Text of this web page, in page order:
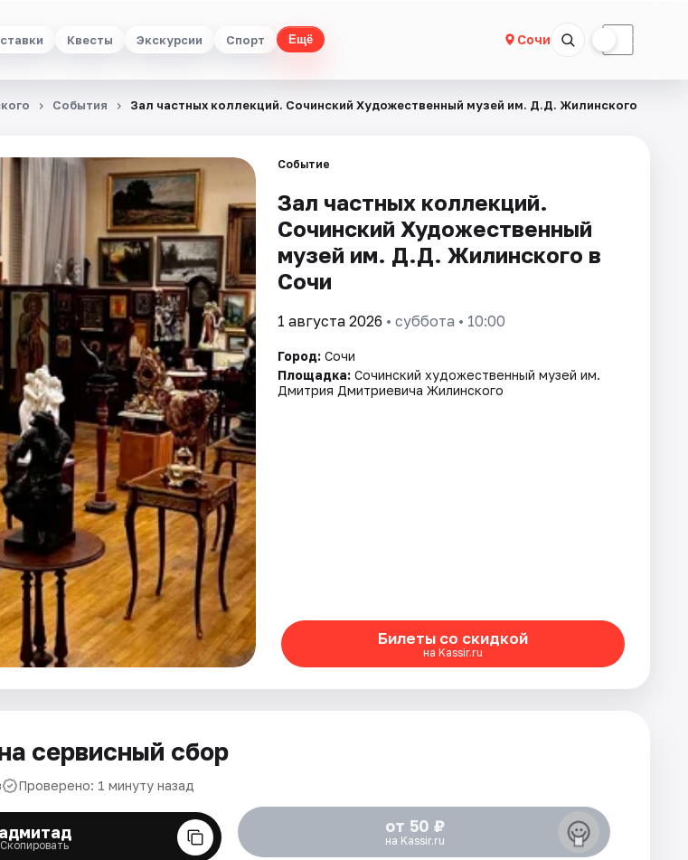
Квесты Экскурсии Спорт Ещё Сочи ☾
События Зал частных коллекций. Сочинский Художественный музей им. Д.Д. Жилинского
Событие
Зал частных коллекций.
Сочинский Художественный
музей им. Д.Д. Жилинского в
Сочи
1 августа 2026 • суббота • 10:00
Город: Сочи
Площадка: Сочинский художественный музей им.
Дмитрия Дмитриевича Жилинского
Билеты со скидкой
на Kassir.ru
сервисный сбор
Проверено: 1 минуту назад
адмитад
Скопировать
от 50 ₽
на Kassir.ru